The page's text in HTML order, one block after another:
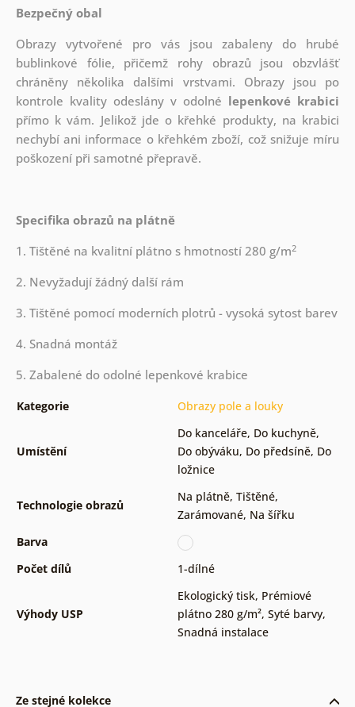
Bezpečný obal
Obrazy vytvořené pro vás jsou zabaleny do hrubé
bublinkové fólie, přičemž rohy obrazů jsou obzvlášť
chráněny několika dalšími vrstvami. Obrazy jsou po
kontrole kvality odeslány v odolné lepenkové krabici
přímo k vám. Jelikož jde o křehké produkty, na krabici
nechybí ani informace o křehkém zboží, což snižuje míru
poškození při samotné přepravě.
Specifika obrazů na plátně
1. Tištěné na kvalitní plátno s hmotností 280 g/m2
2. Nevyžadují žádný další rám
3. Tištěné pomocí moderních plotrů - vysoká sytost barev
4. Snadná montáž
5. Zabalené do odolné lepenkové krabice
Kategorie Obrazy pole a louky
Umístění
Do kanceláře, Do kuchyně,
Do obýváku, Do předsíně, Do
ložnice
Technologie obrazů
Na plátně, Tištěné,
Zarámované, Na šířku
Barva
Počet dílů
1-dílné
Výhody USP
Ekologický tisk, Prémiové
plátno 280 g/m², Syté barvy,
Snadná instalace
Ze stejné kolekce